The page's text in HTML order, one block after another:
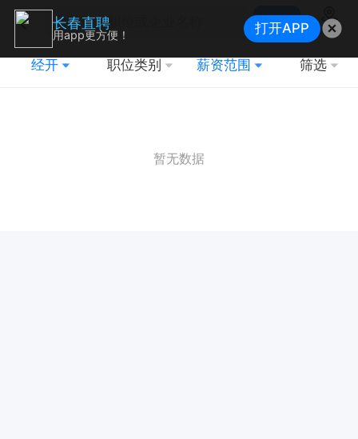
搜索
地图
经开 职位类别 薪资范围 筛选
暂无数据
长春直聘
用app更方便！ 打开APP